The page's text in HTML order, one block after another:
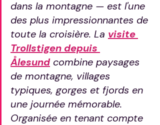
dans la montagne — est l'une
des plus impressionnantes de
toute la croisière. La visite
Trollstigen depuis
Ålesund combine paysages
de montagne, villages
typiques, gorges et fjords en
une journée mémorable.
Organisée en tenant compte